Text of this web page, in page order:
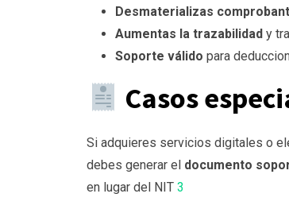
Desmaterializas
Aumentas la trazabilidad y
Soporte válido para
Casos
Si adquieres servicios digitales o
debes generar el documento
en lugar del NIT 3